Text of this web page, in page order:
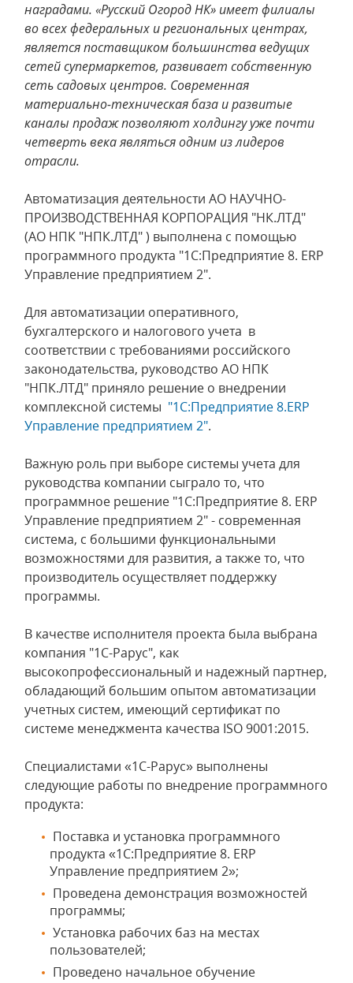
наградами. «Русский Огород НК» имеет филиалы
во всех федеральных и региональных центрах,
является поставщиком большинства ведущих
сетей супермаркетов, развивает собственную
сеть садовых центров. Современная
материально-техническая база и развитые
каналы продаж позволяют холдингу уже почти
четверть века являться одним из лидеров
отрасли.
Автоматизация деятельности АО НАУЧНО-
ПРОИЗВОДСТВЕННАЯ КОРПОРАЦИЯ "НК.ЛТД"
(АО НПК "НПК.ЛТД" ) выполнена с помощью
программного продукта "1С:Предприятие 8. ERP
Управление предприятием 2".
Для автоматизации оперативного,
бухгалтерского и налогового учета в
соответствии с требованиями российского
законодательства, руководство АО НПК
"НПК.ЛТД" приняло решение о внедрении
комплексной системы "1С:Предприятие 8.ERP
Управление предприятием 2".
Важную роль при выборе системы учета для
руководства компании сыграло то, что
программное решение "1С:Предприятие 8. ERP
Управление предприятием 2" - современная
система, с большими функциональными
возможностями для развития, а также то, что
производитель осуществляет поддержку
программы.
В качестве исполнителя проекта была выбрана
компания "1С-Рарус", как
высокопрофессиональный и надежный партнер,
обладающий большим опытом автоматизации
учетных систем, имеющий сертификат по
системе менеджмента качества ISO 9001:2015.
Специалистами «1С-Рарус» выполнены
следующие работы по внедрение программного
продукта:
Поставка и установка программного
продукта «1С:Предприятие 8. ERP
Управление предприятием 2»;
Проведена демонстрация возможностей
программы;
Установка рабочих баз на местах
пользователей;
Проведено начальное обучение